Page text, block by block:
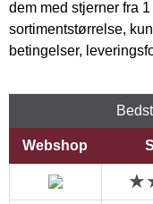
dem med stjerner fra
sortimentstørrelse,
betingelser,
Webshop